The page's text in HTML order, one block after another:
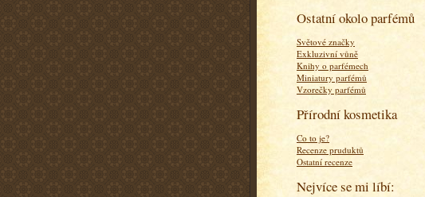
Ostatní okolo parfémů
Světové značky
Exkluzivní vůně
Knihy o parfémech
Miniatury parfémů
Vzorečky parfémů
Přírodní kosmetika
Co to je?
Recenze pruduktů
Ostatní recenze
Nejvíce se mi líbí: